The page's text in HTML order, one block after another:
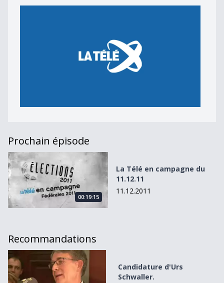
Prochain épisode
La Télé en campagne du 11.12.11
00:19:15
La Télé en campagne du
11.12.11
11.12.2011
Recommandations
Candidature d&#039;Urs Schwaller.
Candidature d'Urs
Schwaller.